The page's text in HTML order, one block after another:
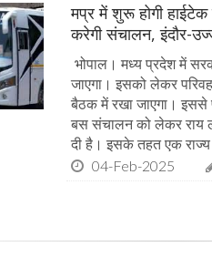
मप्र में शुरू होगी
करेगी संचालन, इंदौर-
भोपाल। मध्य प्रदेश में
जाएगा। इसको लेकर
बैठक में रखा जाएगा। इससे
बस संचालन को लेकर राय
दी है। इसके तहत एक
04-Feb-2025